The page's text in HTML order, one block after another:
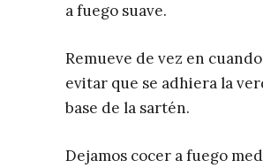
a fuego suave.
Remueve de vez en
evitar que se adhiera la
base de la sartén.
Dejamos cocer a fuego